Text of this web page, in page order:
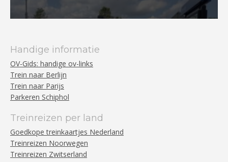
Handige informatie
OV-Gids: handige ov-links
Trein naar Berlijn
Trein naar Parijs
Parkeren Schiphol
Treinreizen per land
Goedkope treinkaartjes Nederland
Treinreizen Noorwegen
Treinreizen Zwitserland